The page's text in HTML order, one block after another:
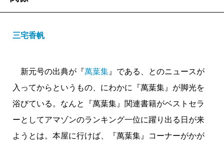
三宅香帆
新元号の出典が『萬葉集 』である、とのニュースが
入ってからというもの、にわかに『萬葉集』が脚光を
浴びている。なんと『萬葉集』関連書籍がベストセラ
ーとしてアマゾンのランキング一位に躍り出る日が来
ようとは。本屋に行けば、『萬葉集』コーナーがかが